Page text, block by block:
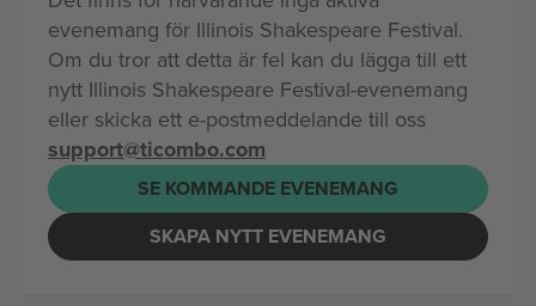
evenemang för Illinois Shakespeare Festival.
Om du tror att detta är fel kan du lägga till ett
nytt Illinois Shakespeare Festival-evenemang
eller skicka ett e-postmeddelande till oss
support@ticombo.com
SE KOMMANDE EVENEMANG
SKAPA NYTT EVENEMANG